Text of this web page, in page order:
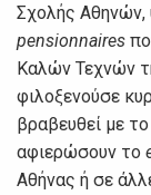
Σχολής
pensionnaires
Καλών Τεχνών
φιλοξενούσε
βραβευθεί με το
αφιερώσουν το
Αθήνας ή σε